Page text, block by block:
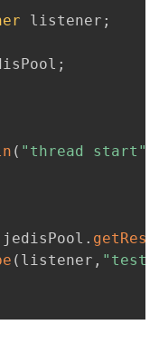
listener ;
;
( "thread start"
jedisPool .
( listener , "test"